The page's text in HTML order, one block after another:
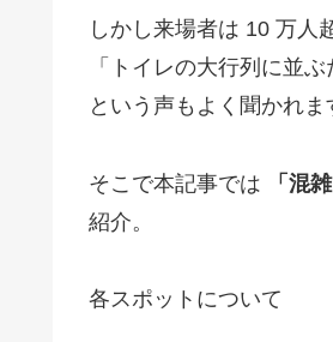
しかし来場者は 10 万人
「トイレの大行列に並
という声もよく聞かれま
そこで本記事では 「混
紹介。
各スポットについて